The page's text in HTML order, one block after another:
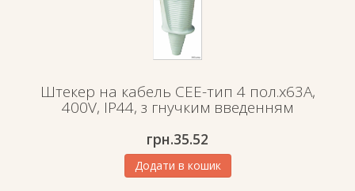
Штекер на кабель СЕЕ-тип 4 пол.х63А,
400V, IP44, з гнучким введенням
грн.35.52
Додати в кошик